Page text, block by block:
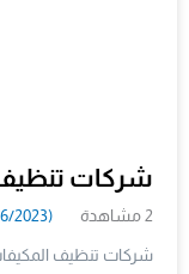
شركات تنظيف
2 مشاهدة (5/6/2023)
شركات تنظيف